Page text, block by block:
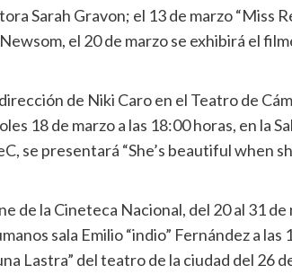
Sarah Gravon; el 13 de marzo “Miss
el 20 de marzo se exhibirá el
de Niki Caro en el Teatro de
18 de marzo a las 18:00 horas, en la
se presentará “She’s beautiful when
de la Cineteca Nacional, del 20 al 31 de
sala Emilio “indio” Fernández a las
Lastra” del teatro de la ciudad del 26